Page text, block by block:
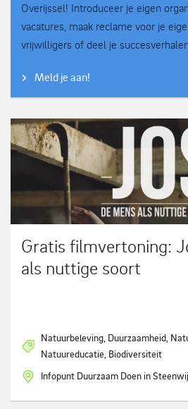
Overijssel! Introduceer je eigen
vacatures, maak reclame voor je
vrijwilligers of deel je
Meld je aan!
Gratis filmvertoning:
als nuttige soort
Natuurbeleving, Duurzaamheid,
Natuureducatie, Biodiversiteit
Infopunt Duurzaam Doen in